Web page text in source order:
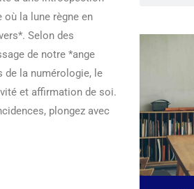
où la lune règne en
Selon des
de notre *ange
de la numérologie, le
et affirmation de soi.
plongez avec